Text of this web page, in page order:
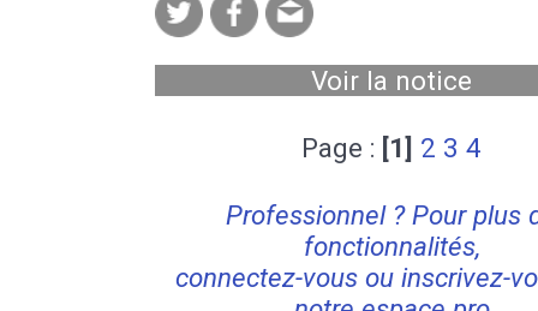
Voir la notice
Page : [1] 2 3 4
Professionnel ? Pour plus
fonctionnalités,
connectez-vous ou inscrivez-